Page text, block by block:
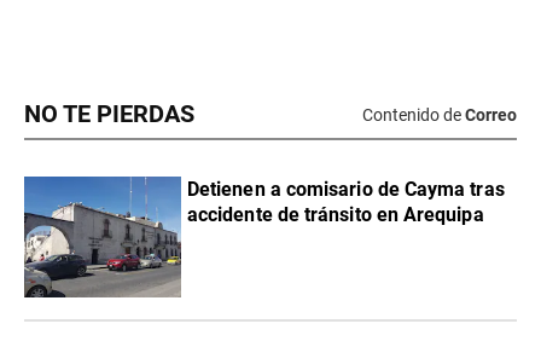
NO TE PIERDAS Contenido deCorreo
Detienen a comisario de Cayma tras
accidente de tránsito en Arequipa